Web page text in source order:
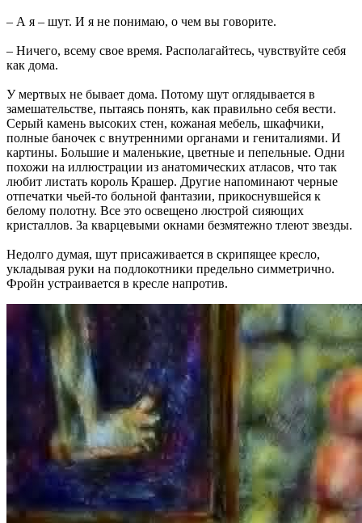
– А я – шут. И я не понимаю, о чем вы говорите.
– Ничего, всему свое время. Располагайтесь, чувствуйте себя
как дома.
У мертвых не бывает дома. Потому шут оглядывается в
замешательстве, пытаясь понять, как правильно себя вести.
Серый камень высоких стен, кожаная мебель, шкафчики,
полные баночек с внутренними органами и гениталиями. И
картины. Большие и маленькие, цветные и пепельные. Одни
похожи на иллюстрации из анатомических атласов, что так
любит листать король Крашер. Другие напоминают черные
отпечатки чьей-то больной фантазии, прикоснувшейся к
белому полотну. Все это освещено люстрой сияющих
кристаллов. За кварцевыми окнами безмятежно тлеют звезды.
Недолго думая, шут присаживается в скрипящее кресло,
укладывая руки на подлокотники предельно симметрично.
Фройн устраивается в кресле напротив.